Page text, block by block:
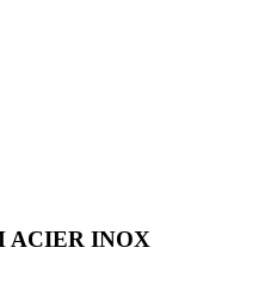
ACIER INOX